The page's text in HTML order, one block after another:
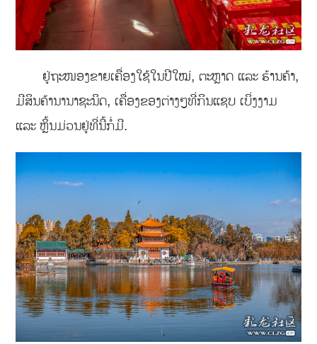
ຢູ່ຖະໜອງຂາຍເຄື່ອງໃຊ້ໃນປີໃໝ່, ຕະຫຼາດ ແລະ ຮ້ານຄ້າ,
ມີສິນຄ້ານານາຊະນິດ, ເຄື່ອງຂອງຕ່າງໆທີ່ກິນແຊບ ເບິ່ງງາມ
ແລະ ຫຼິ້ນມ່ວນຢູ່ທີ່ນີ້ກໍ່ມີ.